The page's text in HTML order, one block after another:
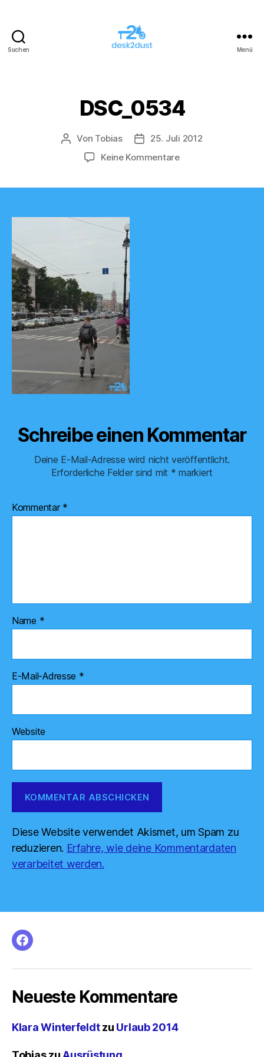
Suchen Menü
DSC_0534
Beitragsautor
Von Tobias Veröffentlichungsdatum
25. Juli 2012
Keine Kommentarezu
Schreibe einen Kommentar
Deine E-Mail-Adresse wird nicht veröffentlicht.
Erforderliche Felder sind mit * markiert
Kommentar *
Name *
E-Mail-Adresse *
Website
Diese Website verwendet Akismet, um Spam zu
reduzieren. Erfahre, wie deine Kommentardaten
verarbeitet werden.
facebook
Neueste Kommentare
Klara Winterfeldtzu Urlaub 2014